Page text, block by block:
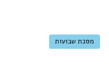
מסכת שבועות